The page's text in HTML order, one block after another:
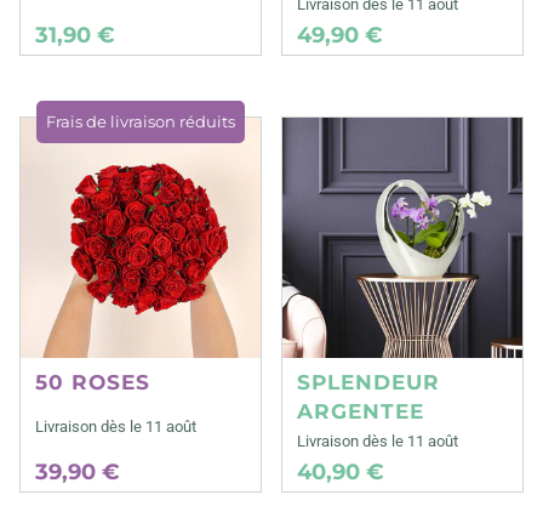
31,90 €
Livraison dès le 11 août
49,90 €
Frais de livraison réduits
50 ROSES
Livraison dès le 11 août
39,90 €
SPLENDEUR
ARGENTEE
Livraison dès le 11 août
40,90 €